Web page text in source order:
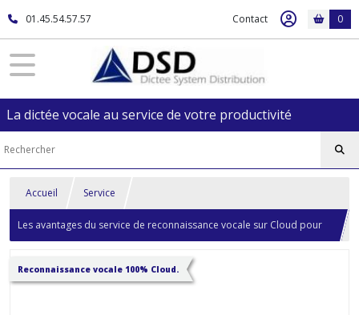
01.45.54.57.57 Contact 0
La dictée vocale au service de votre productivité
Accueil Service
Les avantages du service de reconnaissance vocale sur Cloud pour
Reconnaissance vocale 100% Cloud.